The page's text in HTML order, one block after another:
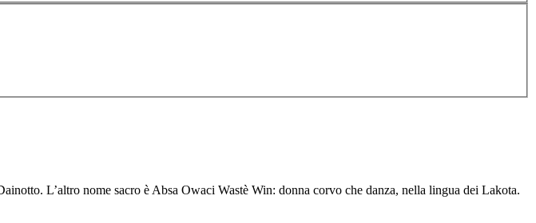
L’altro nome sacro è Absa Owaci Wastè Win: donna corvo che danza, nella lingua dei Lakota.